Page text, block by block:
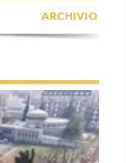
ARCHIVIO